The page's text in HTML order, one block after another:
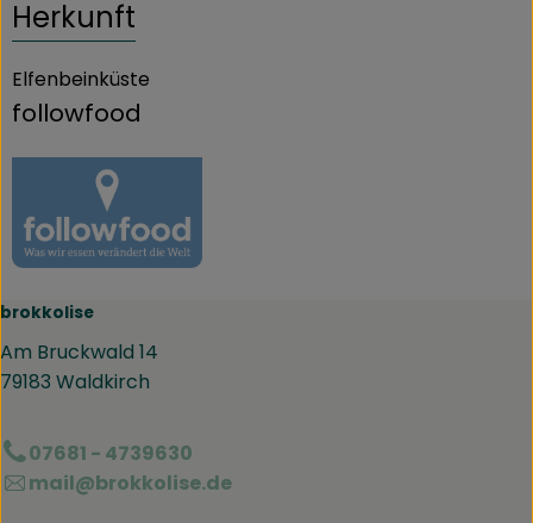
Herkunft
Elfenbeinküste
followfood
brokkolise
Am Bruckwald 14
79183 Waldkirch
07681 - 4739630
mail@brokkolise.de